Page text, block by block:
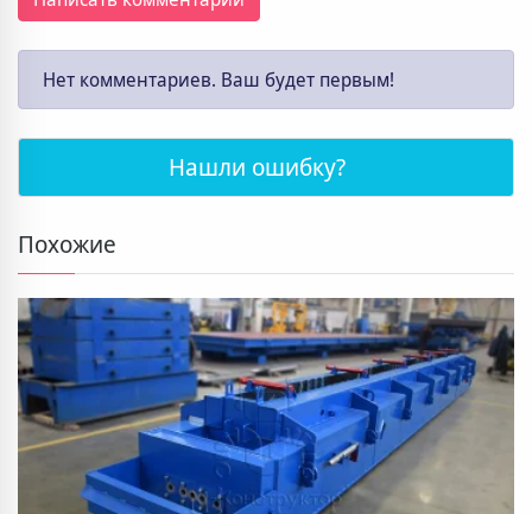
Нет комментариев. Ваш будет первым!
Нашли ошибку?
Похожие